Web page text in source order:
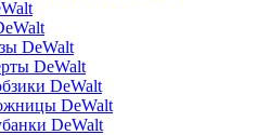
DeWalt
DeWalt
DeWalt
DeWalt
DeWalt